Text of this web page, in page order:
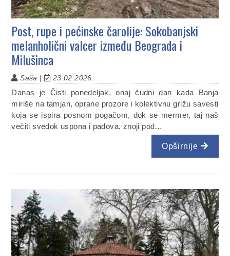
Post, rupe i pećinske čarolije: Sokobanjski
melanholični valcer između Beograda i
Milušinca
Saša | 23.02.2026.
Danas je Čisti ponedeljak, onaj čudni dan kada Banja
miriše na tamjan, oprane prozore i kolektivnu grižu savesti
koja se ispira posnom pogačom, dok se mermer, taj naš
večiti svedok uspona i padova, znoji pod…
Opširnije